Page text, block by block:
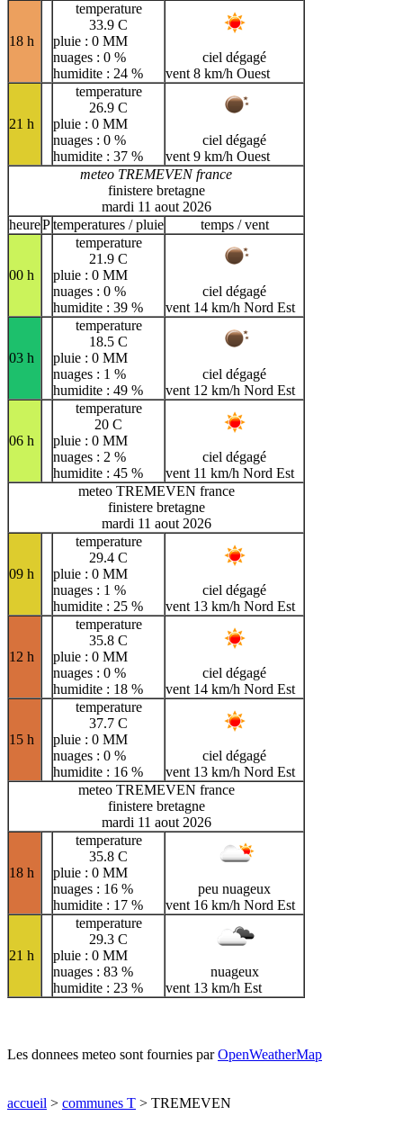
18 h
temperature
33.9 C
pluie : 0 MM
nuages : 0 %
humidite : 24 %
ciel dégagé
vent 8 km/h Ouest
21 h
temperature
26.9 C
pluie : 0 MM
nuages : 0 %
humidite : 37 %
ciel dégagé
vent 9 km/h Ouest
meteo TREMEVEN france
finistere bretagne
mardi 11 aout 2026
heurePtemperatures / pluie temps / vent
00 h
temperature
21.9 C
pluie : 0 MM
nuages : 0 %
humidite : 39 %
ciel dégagé
vent 14 km/h Nord Est
03 h
temperature
18.5 C
pluie : 0 MM
nuages : 1 %
humidite : 49 %
ciel dégagé
vent 12 km/h Nord Est
06 h
temperature
20 C
pluie : 0 MM
nuages : 2 %
humidite : 45 %
ciel dégagé
vent 11 km/h Nord Est
meteo TREMEVEN france
finistere bretagne
mardi 11 aout 2026
09 h
temperature
29.4 C
pluie : 0 MM
nuages : 1 %
humidite : 25 %
ciel dégagé
vent 13 km/h Nord Est
12 h
temperature
35.8 C
pluie : 0 MM
nuages : 0 %
humidite : 18 %
ciel dégagé
vent 14 km/h Nord Est
15 h
temperature
37.7 C
pluie : 0 MM
nuages : 0 %
humidite : 16 %
ciel dégagé
vent 13 km/h Nord Est
meteo TREMEVEN france
finistere bretagne
mardi 11 aout 2026
18 h
temperature
35.8 C
pluie : 0 MM
nuages : 16 %
humidite : 17 %
peu nuageux
vent 16 km/h Nord Est
21 h
temperature
29.3 C
pluie : 0 MM
nuages : 83 %
humidite : 23 %
nuageux
vent 13 km/h Est
Les donnees meteo sont fournies parOpenWeatherMap
accueil > communes T > TREMEVEN